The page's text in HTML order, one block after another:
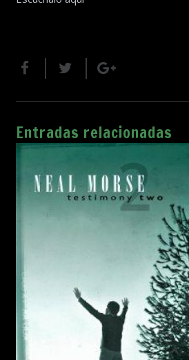
Entradas relacionadas